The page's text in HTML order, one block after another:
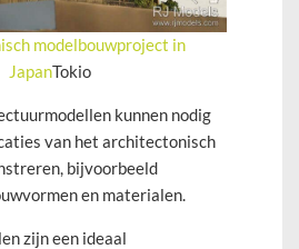
modelbouwproject in
JapanTokio
kunnen nodig
van het architectonisch
bijvoorbeeld
en materialen.
zijn een ideaal